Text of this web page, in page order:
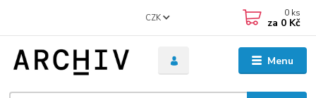
Menu
CZK 0 ks
za 0 Kč